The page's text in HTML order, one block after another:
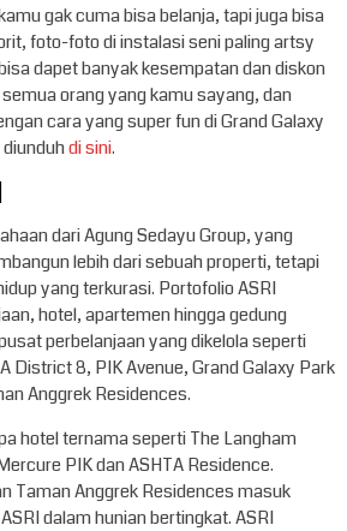
gak cuma bisa belanja, tapi juga bisa
foto-foto di instalasi seni paling artsy
dapet banyak kesempatan dan diskon
orang yang kamu sayang, dan
cara yang super fun di Grand Galaxy
di sini.
dari Agung Sedayu Group, yang
lebih dari sebuah properti, tetapi
yang terkurasi. Portofolio ASRI
hotel, apartemen hingga gedung
perbelanjaan yang dikelola seperti
District 8, PIK Avenue, Grand Galaxy Park
Anggrek Residences.
hotel ternama seperti The Langham
PIK dan ASHTA Residence.
Taman Anggrek Residences masuk
dalam hunian bertingkat. ASRI